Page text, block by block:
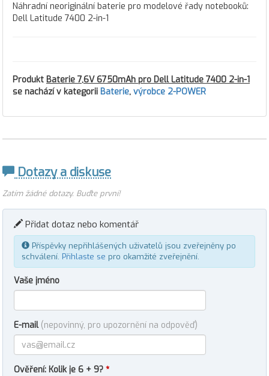
Náhradní neoriginální baterie pro modelové řady notebooků:
Dell Latitude 7400 2-in-1
Produkt Baterie 7,6V 6750mAh pro Dell Latitude 7400 2-in-1
se nachází v kategorii Baterie, výrobce 2-POWER
Dotazy a diskuse
Zatím žádné dotazy. Buďte první!
Přidat dotaz nebo komentář
Příspěvky nepřihlášených uživatelů jsou zveřejněny po
schválení. Přihlaste se pro okamžité zveřejnění.
Vaše jméno
E-mail (nepovinný, pro upozornění na odpověď)
Ověření: Kolik je 6 + 9? *